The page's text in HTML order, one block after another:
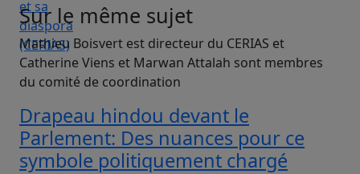
Sur le même sujet
Mathieu Boisvert est directeur du CERIAS et
Catherine Viens et Marwan Attalah sont membres
du comité de coordination
Drapeau hindou devant le
Parlement: Des nuances pour ce
symbole politiquement chargé